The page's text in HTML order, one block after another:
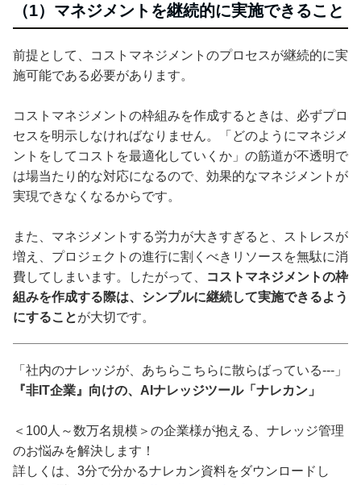
（1）マネジメントを継続的に実施できること
前提として、コストマネジメントのプロセスが継続的に実
施可能である必要があります。
コストマネジメントの枠組みを作成するときは、必ずプロ
セスを明示しなければなりません。「どのようにマネジメ
ントをしてコストを最適化していくか」の筋道が不透明で
は場当たり的な対応になるので、効果的なマネジメントが
実現できなくなるからです。
また、マネジメントする労力が大きすぎると、ストレスが
増え、プロジェクトの進行に割くべきリソースを無駄に消
費してしまいます。したがって、
コストマネジメントの枠
組みを作成する際は、シンプルに継続して実施できるよう
にすることが大切です。
「社内のナレッジが、あちらこちらに散らばっている---」
『非IT企業』向けの、AIナレッジツール「ナレカン」
＜100人～数万名規模＞の企業様が抱える、ナレッジ管理
のお悩みを解決します！
詳しくは、3分で分かるナレカン資料をダウンロードし